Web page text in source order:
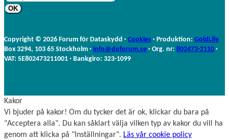
a
m
n
Copyright © 2026 Forum för Dataskydd · Cookies · Produktion: GoldLife
Box 3294, 103 65 Stockholm · info@dpforum.se · Org. nr: 802473-2110 ·
VAT: SE802473211001 · Bankgiro: 323-1099
Kakor
Vi bjuder på kakor! Om du tycker det är ok, klickar du bara på
"Acceptera alla". Du kan såklart välja vilken typ av kakor du vill ha
genom att klicka på "Inställningar". Läs vår cookie policy